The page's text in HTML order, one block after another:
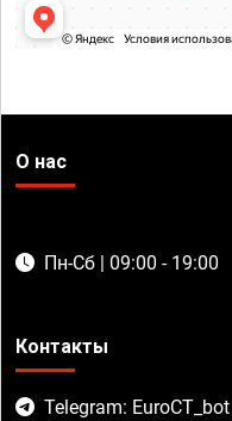
О нас
Пн-Сб | 09:00 - 19:00
Контакты
Telegram: EuroCT_bot